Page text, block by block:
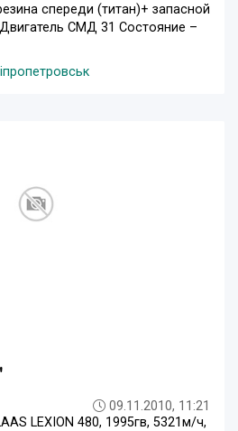
спереди (титан)+ запасной
СМД 31 Состояние –
09.11.2010, 11:21
LEXION 480, 1995гв, 5321м/ч,